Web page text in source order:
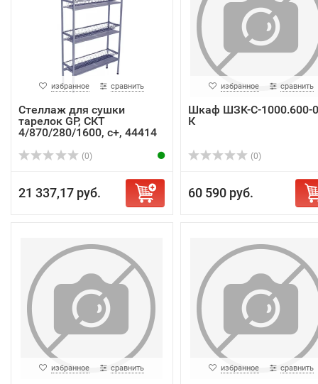
избранное сравнить
Стеллаж для сушки
тарелок GP, СКТ
4/870/280/1600, с+, 44414
(0)
21 337,17 руб.
избранное сравнить
Шкаф ШЗК-С-1000.600-
К
(0)
60 590 руб.
избранное сравнить избранное сравнить